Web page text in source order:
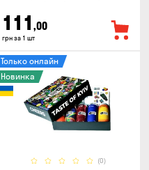
111 ,00
грн за 1 шт
(0)
Только онлайн
Новинка